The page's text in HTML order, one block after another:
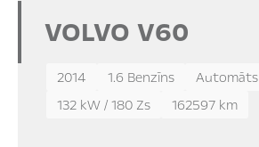
VOLVO V60
2014 1.6 Benzīns
Automāts
132 kW / 180 Zs
162597 km